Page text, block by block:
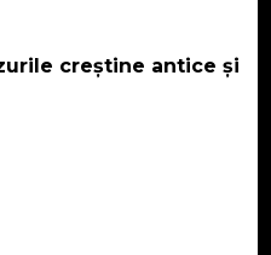
creștine antice și